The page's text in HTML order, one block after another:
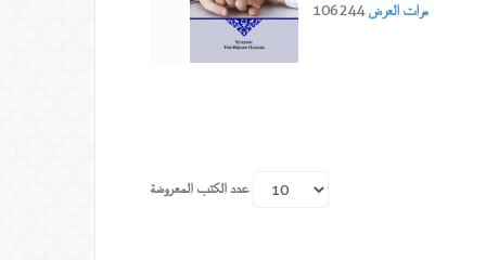
مرات العرض106244
عدد الكتب المعروضة